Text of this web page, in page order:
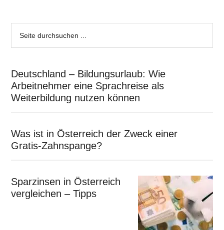
Deutschland – Bildungsurlaub: Wie
Arbeitnehmer eine Sprachreise als
Weiterbildung nutzen können
Was ist in Österreich der Zweck einer
Gratis-Zahnspange?
Sparzinsen in Österreich
vergleichen – Tipps